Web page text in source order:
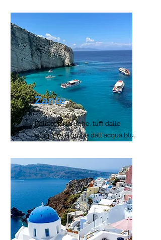
Zante
Relitto, tartarughe, tuffi dalle
scogliere e grotte dall'acqua blu.